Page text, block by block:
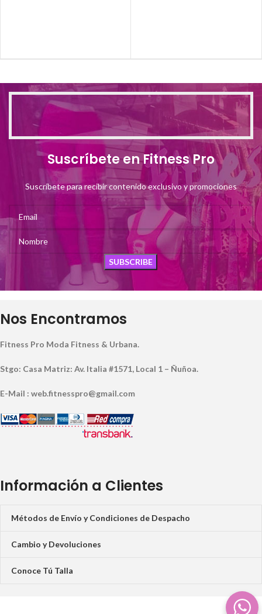
Suscríbete en Fitness Pro
Suscríbete para recibir contenido exclusivo y promociones
Nos Encontramos
Fitness Pro Moda Fitness & Urbana.
Stgo: Casa Matriz: Av. Italia #1571, Local 1 – Ñuñoa.
E-Mail : web.fitnesspro@gmail.com
Información a Clientes
Métodos de Envío y Condiciones de Despacho
Cambio y Devoluciones
Conoce Tú Talla